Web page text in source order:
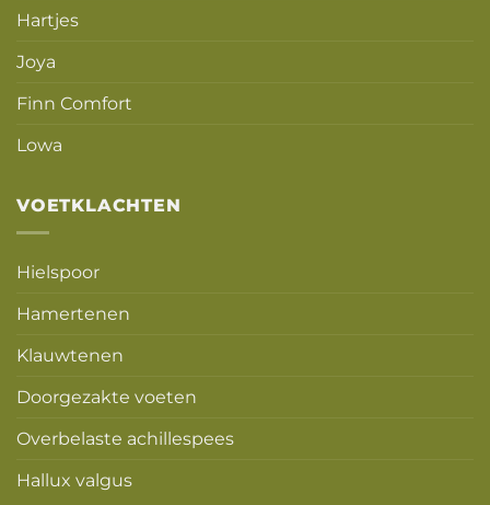
Hartjes
Joya
Finn Comfort
Lowa
VOETKLACHTEN
Hielspoor
Hamertenen
Klauwtenen
Doorgezakte voeten
Overbelaste achillespees
Hallux valgus